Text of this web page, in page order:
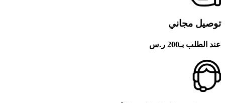
توصيل مجاني
عند الطلب بـ200 ر.س